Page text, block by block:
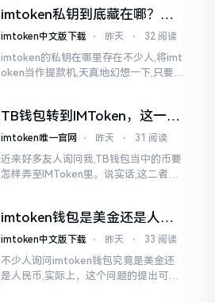
似乎相似
imtoken私钥到底藏在哪？别
慌，找对地方才安心
imtoken中文版下载 ⋅ 昨天 ⋅ 32 阅读
imtoken的私钥在哪里存在不少人,将imt
oken当作提款机,天真地幻想一下,只要把
TB钱包转到IMToken，这一步
别走错
imtoken唯一官网 ⋅ 昨天 ⋅ 31 阅读
近来好多友人询问我,TB钱包当中的币要
怎样弄至IMToken里。说实话,这二者皆
就迷糊了
imtoken钱包是美金还是人民
币？其实它是个“多面手”
imtoken中文版下载 ⋅ 昨天 ⋅ 33 阅读
不少人询问imtoken钱包究竟是美金还
是人民币,实际上，这个问题的提出可谓